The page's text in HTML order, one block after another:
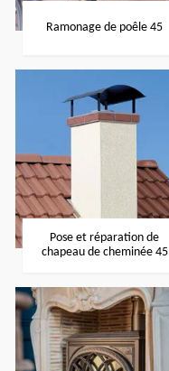
Ramonage de poêle 45
Pose et réparation de
chapeau de cheminée 45